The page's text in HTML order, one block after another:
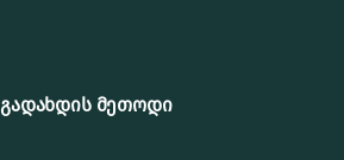
გადახდის მეთოდი